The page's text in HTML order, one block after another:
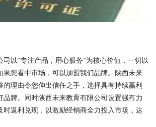
司以“专注产品，用心服务”为核心价值，一切以
果您看中市场，可以加盟我们品牌。陕西未来
的理由令您伸出信任之手，选择具有持续赢利
品牌。同时陕西未来教育有限公司设置强有力
时返利兑现，以激励经销商全力投入市场，达